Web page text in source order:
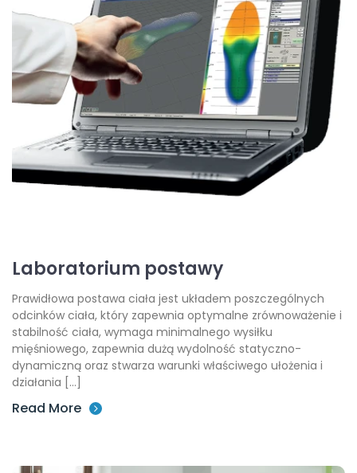
Laboratorium postawy
Prawidłowa postawa ciała jest układem poszczególnych
odcinków ciała, który zapewnia optymalne zrównoważenie i
stabilność ciała, wymaga minimalnego wysiłku
mięśniowego, zapewnia dużą wydolność statyczno-
dynamiczną oraz stwarza warunki właściwego ułożenia i
działania […]
Read More